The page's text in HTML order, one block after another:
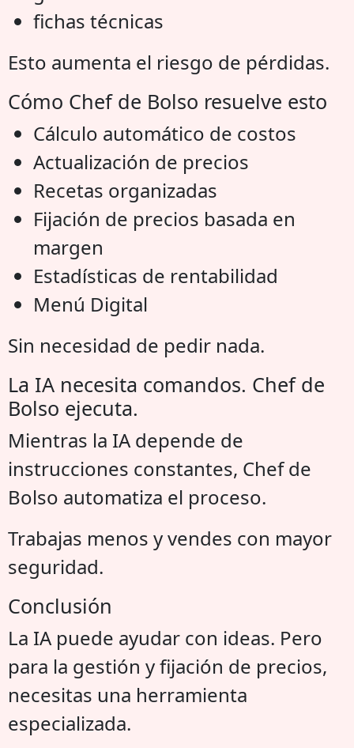
fichas técnicas
Esto aumenta el riesgo de pérdidas.
Cómo Chef de Bolso resuelve esto
Cálculo automático de costos
Actualización de precios
Recetas organizadas
Fijación de precios basada en
margen
Estadísticas de rentabilidad
Menú Digital
Sin necesidad de pedir nada.
La IA necesita comandos. Chef de
Bolso ejecuta.
Mientras la IA depende de
instrucciones constantes, Chef de
Bolso automatiza el proceso.
Trabajas menos y vendes con mayor
seguridad.
Conclusión
La IA puede ayudar con ideas. Pero
para la gestión y fijación de precios,
necesitas una herramienta
especializada.